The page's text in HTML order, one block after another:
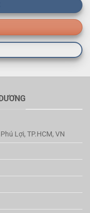
Lợi, TP.HCM, VN